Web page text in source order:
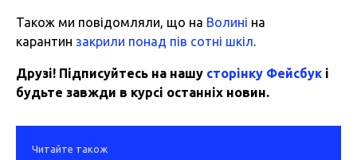
Також ми повідомляли, що на Волині на
карантин закрили понад пів сотні шкіл.
Друзі! Підписуйтесь на нашу сторінку Фейсбук і
будьте завжди в курсі останніх новин.
Читайте також